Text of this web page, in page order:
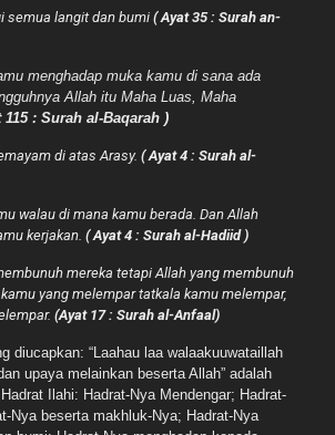
semua langit dan bumi ( Ayat 35 : Surah an-
menghadap muka kamu di sana ada
Allah itu Maha Luas, Maha
115 : Surah al-Baqarah )
di atas Arasy. ( Ayat 4 : Surah al-
walau di mana kamu berada. Dan Allah
kerjakan. ( Ayat 4 : Surah al-Hadiid )
mereka tetapi Allah yang membunuh
yang melempar tatkala kamu melempar,
(Ayat 17 : Surah al-Anfaal)
diucapkan: “Laahau laa walaakuuwataillah
upaya melainkan beserta Allah” adalah
Ilahi: Hadrat-Nya Mendengar; Hadrat-
Nya beserta makhluk-Nya; Hadrat-Nya